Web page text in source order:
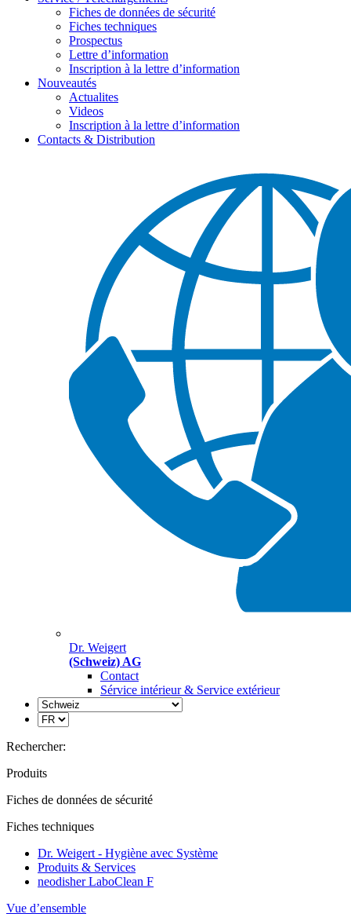
Fiches de données de sécurité
Fiches techniques
Prospectus
Lettre d’information
Inscription à la lettre d’information
Nouveautés
Actualites
Videos
Inscription à la lettre d’information
Contacts & Distribution
Dr. Weigert
(Schweiz) AG
Contact
Sérvice intérieur & Service extérieur
Rechercher:
Produits
Fiches de données de sécurité
Fiches techniques
Dr. Weigert - Hygiène avec Système
Produits & Services
neodisher LaboClean F
Vue d’ensemble